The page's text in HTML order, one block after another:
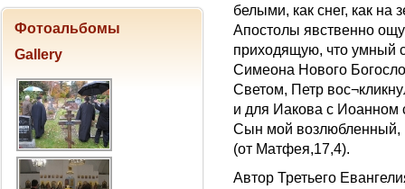
белыми, как снег, как
Апостолы явственно
приходящую, что умный
Симеона Нового
Светом, Петр
и для Иакова с Иоанном
Сын мой возлюбленный,
(от Матфея,17,4).
Автор Третьего
Фотоальбомы
Gallery